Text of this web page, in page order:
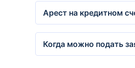
Арест на кредитном
Когда можно подать